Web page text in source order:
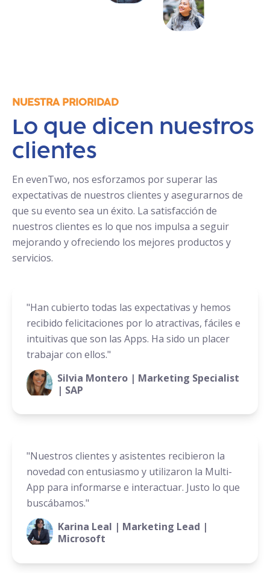
NUESTRA PRIORIDAD
Lo que dicen nuestros
clientes
En evenTwo, nos esforzamos por superar las
expectativas de nuestros clientes y asegurarnos de
que su evento sea un éxito. La satisfacción de
nuestros clientes es lo que nos impulsa a seguir
mejorando y ofreciendo los mejores productos y
servicios.
"Han cubierto todas las expectativas y hemos
recibido felicitaciones por lo atractivas, fáciles e
intuitivas que son las Apps. Ha sido un placer
trabajar con ellos."
Silvia Montero | Marketing Specialist
| SAP
"Nuestros clientes y asistentes recibieron la
novedad con entusiasmo y utilizaron la Multi-
App para informarse e interactuar. Justo lo que
buscábamos."
Karina Leal | Marketing Lead |
Microsoft